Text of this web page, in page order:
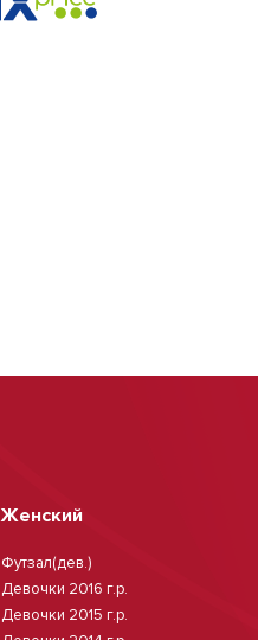
Женский
Футзал(дев.)
Девочки 2016 г.р.
Девочки 2015 г.р.